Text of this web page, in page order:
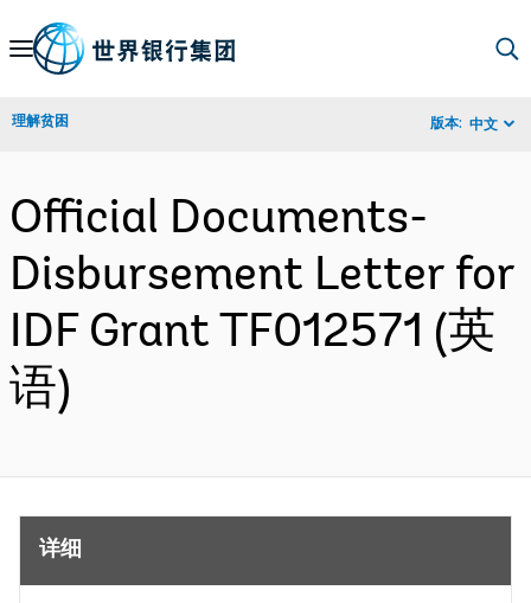
Skip
Navigation
理解贫困 版本: 中文
Official Documents-
Disbursement Letter for
IDF Grant TF012571 (英
语)
详细